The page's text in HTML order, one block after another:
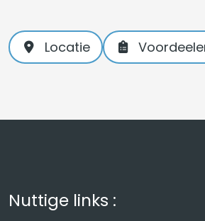
Locatie
Nuttige links :